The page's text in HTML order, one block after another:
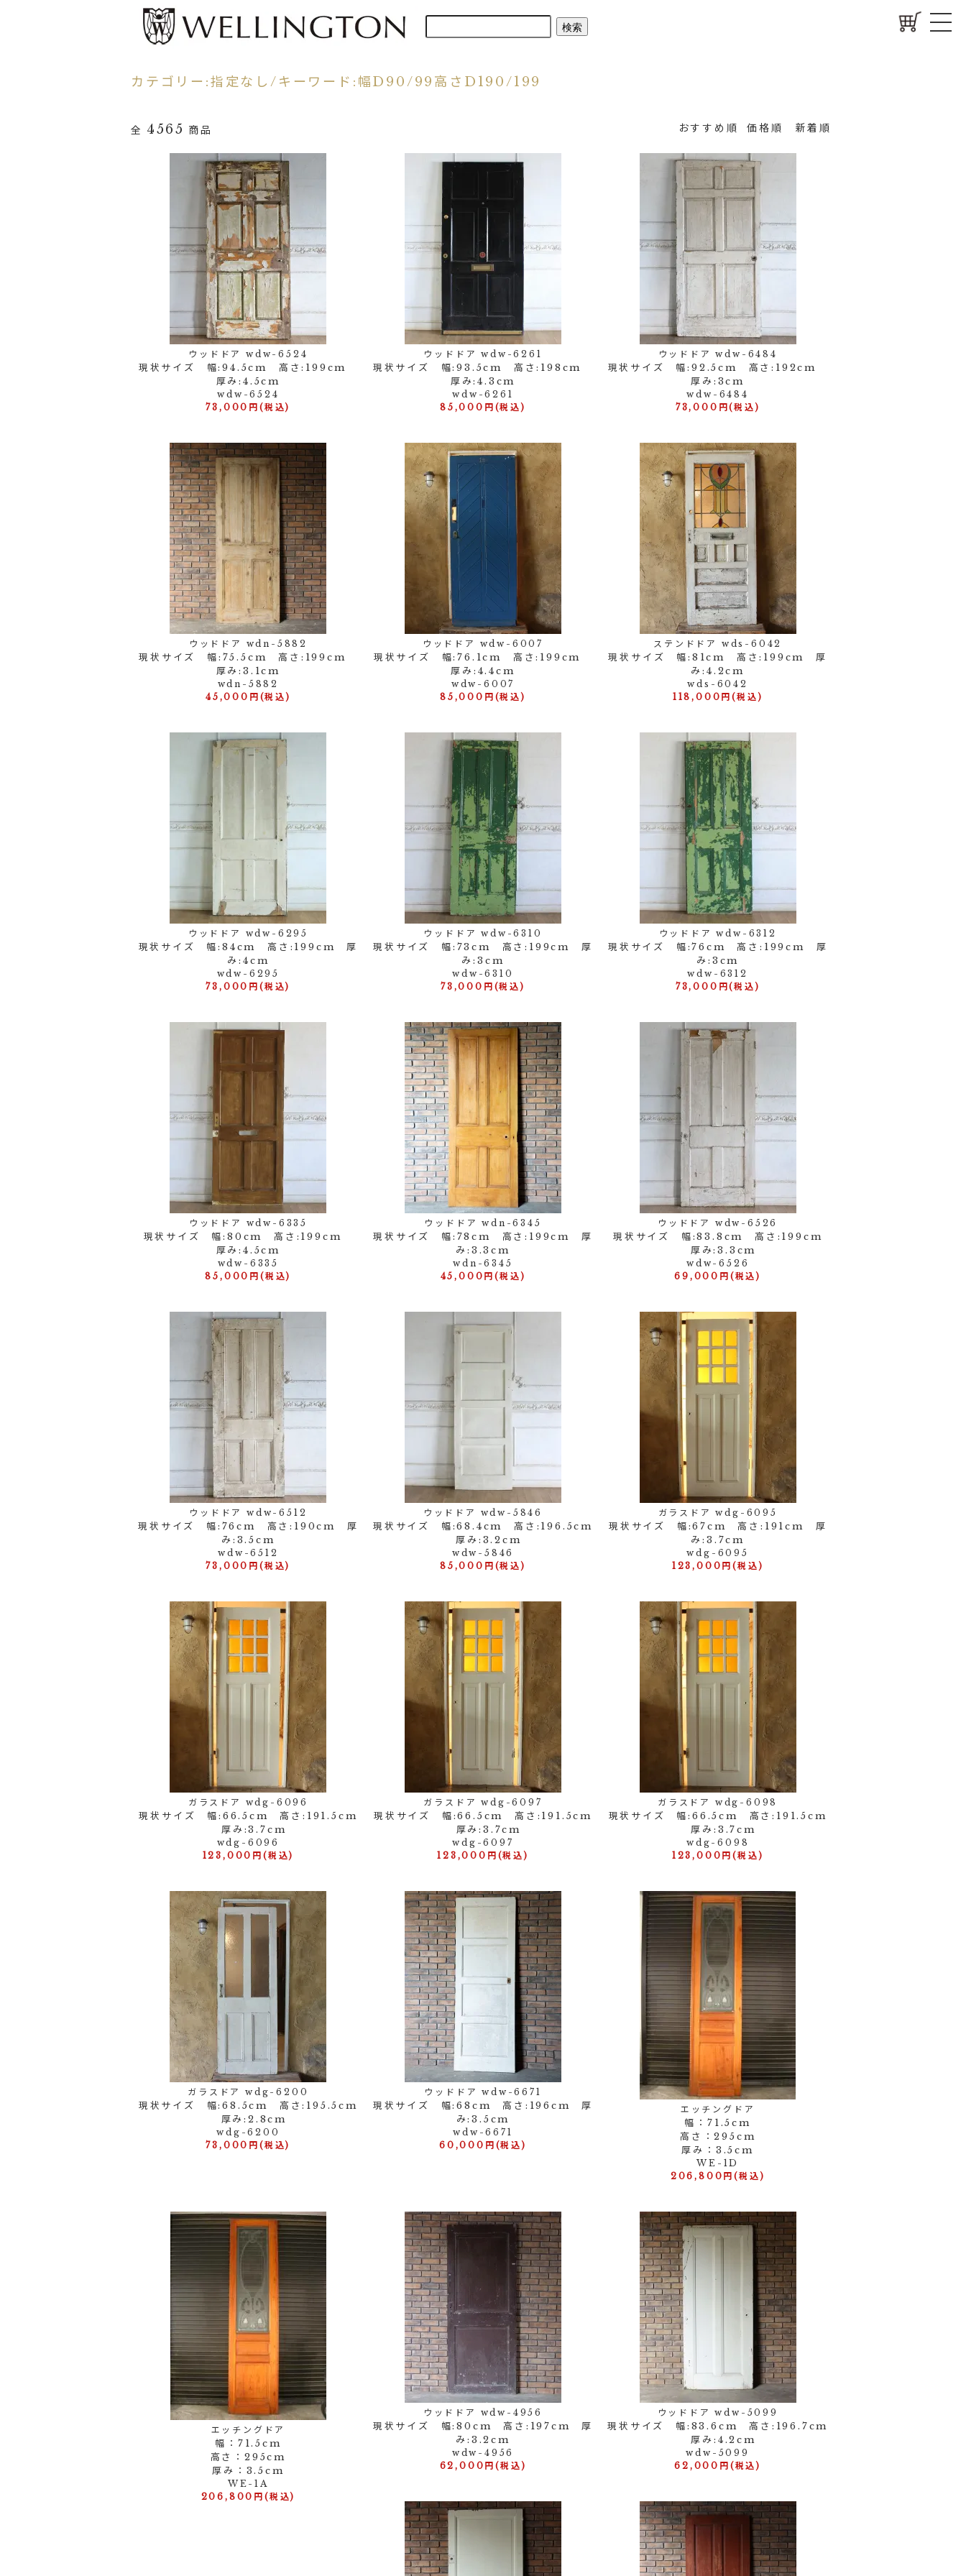
カテゴリー:指定なし/キーワード:幅D90/99高さD190/199
全 4565 商品 おすすめ順 価格順 新着順
ウッドドア wdw-6524
現状サイズ 幅:94.5cm 高さ:199cm
厚み:4.5cm
wdw-6524
73,000円(税込)
ウッドドア wdw-6261
現状サイズ 幅:93.5cm 高さ:198cm
厚み:4.3cm
wdw-6261
85,000円(税込)
ウッドドア wdw-6484
現状サイズ 幅:92.5cm 高さ:192cm
厚み:3cm
wdw-6484
73,000円(税込)
ウッドドア wdn-5882
現状サイズ 幅:75.5cm 高さ:199cm
厚み:3.1cm
wdn-5882
45,000円(税込)
ウッドドア wdw-6007
現状サイズ 幅:76.1cm 高さ:199cm
厚み:4.4cm
wdw-6007
85,000円(税込)
ステンドドア wds-6042
現状サイズ 幅:81cm 高さ:199cm 厚
み:4.2cm
wds-6042
118,000円(税込)
ウッドドア wdw-6295
現状サイズ 幅:84cm 高さ:199cm 厚
み:4cm
wdw-6295
73,000円(税込)
ウッドドア wdw-6310
現状サイズ 幅:73cm 高さ:199cm 厚
み:3cm
wdw-6310
73,000円(税込)
ウッドドア wdw-6312
現状サイズ 幅:76cm 高さ:199cm 厚
み:3cm
wdw-6312
73,000円(税込)
ウッドドア wdw-6335
現状サイズ 幅:80cm 高さ:199cm
厚み:4.5cm
wdw-6335
85,000円(税込)
ウッドドア wdn-6345
現状サイズ 幅:78cm 高さ:199cm 厚
み:3.3cm
wdn-6345
45,000円(税込)
ウッドドア wdw-6526
現状サイズ 幅:83.8cm 高さ:199cm
厚み:3.3cm
wdw-6526
69,000円(税込)
ウッドドア wdw-6512
現状サイズ 幅:76cm 高さ:190cm 厚
み:3.5cm
wdw-6512
73,000円(税込)
ウッドドア wdw-5846
現状サイズ 幅:68.4cm 高さ:196.5cm
厚み:3.2cm
wdw-5846
85,000円(税込)
ガラスドア wdg-6095
現状サイズ 幅:67cm 高さ:191cm 厚
み:3.7cm
wdg-6095
123,000円(税込)
ガラスドア wdg-6096
現状サイズ 幅:66.5cm 高さ:191.5cm
厚み:3.7cm
wdg-6096
123,000円(税込)
ガラスドア wdg-6097
現状サイズ 幅:66.5cm 高さ:191.5cm
厚み:3.7cm
wdg-6097
123,000円(税込)
ガラスドア wdg-6098
現状サイズ 幅:66.5cm 高さ:191.5cm
厚み:3.7cm
wdg-6098
123,000円(税込)
ガラスドア wdg-6200
現状サイズ 幅:68.5cm 高さ:195.5cm
厚み:2.8cm
wdg-6200
73,000円(税込)
ウッドドア wdw-6671
現状サイズ 幅:68cm 高さ:196cm 厚
み:3.5cm
wdw-6671
60,000円(税込)
エッチングドア
幅：71.5cm
高さ：295cm
厚み：3.5cm
WE-1D
206,800円(税込)
エッチングドア
幅：71.5cm
高さ：295cm
厚み：3.5cm
WE-1A
206,800円(税込)
ウッドドア wdw-4956
現状サイズ 幅:80cm 高さ:197cm 厚
み:3.2cm
wdw-4956
62,000円(税込)
ウッドドア wdw-5099
現状サイズ 幅:83.6cm 高さ:196.7cm
厚み:4.2cm
wdw-5099
62,000円(税込)